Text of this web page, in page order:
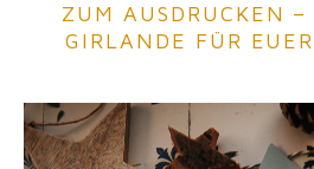
ZUM AUSDRUCKEN
GIRLANDE FÜR